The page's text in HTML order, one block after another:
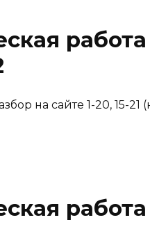
на сайте 1-20, 15-21